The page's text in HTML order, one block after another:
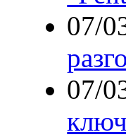
07/
07/